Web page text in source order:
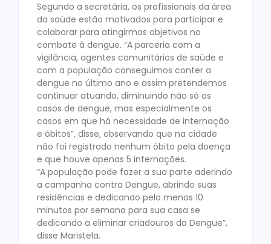
Segundo a secretária, os profissionais da área
da saúde estão motivados para participar e
colaborar para atingirmos objetivos no
combate à dengue. “A parceria com a
vigilância, agentes comunitários de saúde e
com a população conseguimos conter a
dengue no último ano e assim pretendemos
continuar atuando, diminuindo não só os
casos de dengue, mas especialmente os
casos em que há necessidade de internação
e óbitos”, disse, observando que na cidade
não foi registrado nenhum óbito pela doença
e que houve apenas 5 internações.
“A população pode fazer a sua parte aderindo
a campanha contra Dengue, abrindo suas
residências e dedicando pelo menos 10
minutos por semana para sua casa se
dedicando a eliminar criadouros da Dengue”,
disse Maristela.